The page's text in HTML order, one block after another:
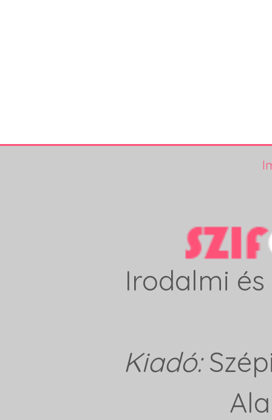
Irodalmi
Kiadó: